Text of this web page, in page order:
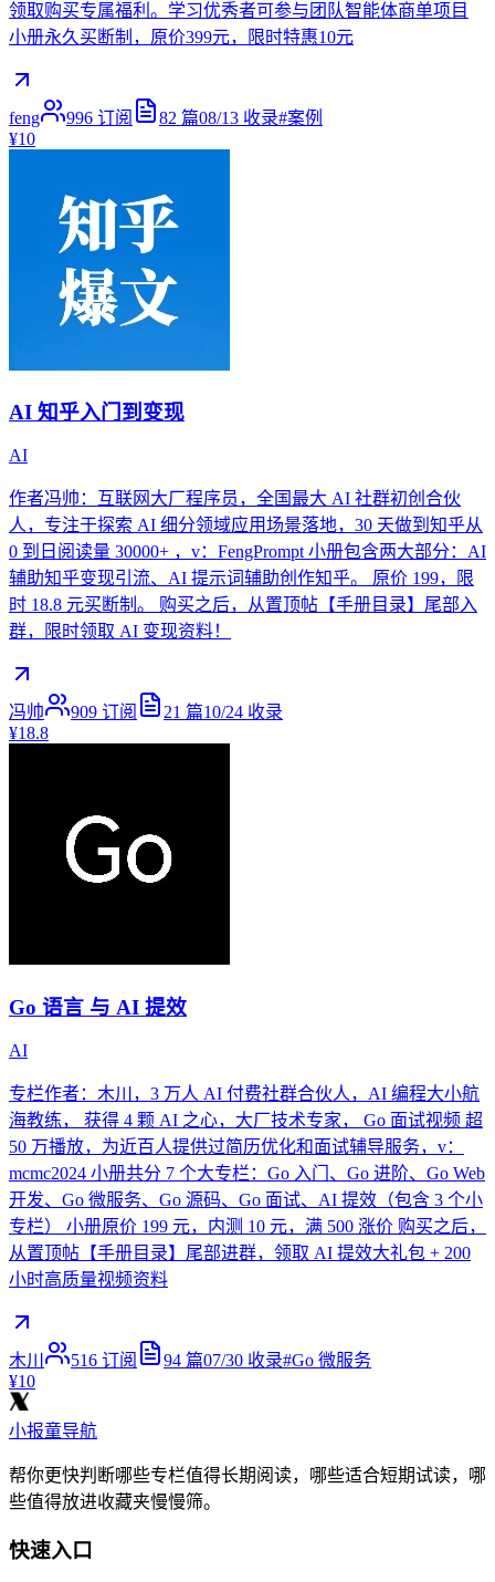
领取购买专属福利。学习优秀者可参与团队智能体商单项目
小册永久买断制，原价399元，限时特惠10元
feng 996 订阅 82 篇08/13 收录#案例
¥10
AI 知乎入门到变现
AI
作者冯帅：互联网大厂程序员，全国最大 AI 社群初创合伙
人，专注于探索 AI 细分领域应用场景落地，30 天做到知乎从
0 到日阅读量 30000+ ，v：FengPrompt 小册包含两大部分：AI
辅助知乎变现引流、AI 提示词辅助创作知乎。 原价 199，限
时 18.8 元买断制。 购买之后，从置顶帖【手册目录】尾部入
群，限时领取 AI 变现资料！
冯帅 909 订阅 21 篇10/24 收录
¥18.8
Go 语言 与 AI 提效
AI
专栏作者：木川，3 万人 AI 付费社群合伙人，AI 编程大小航
海教练， 获得 4 颗 AI 之心，大厂技术专家， Go 面试视频 超
50 万播放，为近百人提供过简历优化和面试辅导服务，v：
mcmc2024 小册共分 7 个大专栏：Go 入门、Go 进阶、Go Web
开发、Go 微服务、Go 源码、Go 面试、AI 提效（包含 3 个小
专栏） 小册原价 199 元，内测 10 元，满 500 涨价 购买之后，
从置顶帖【手册目录】尾部进群，领取 AI 提效大礼包 + 200
小时高质量视频资料
木川 516 订阅 94 篇07/30 收录#Go 微服务
¥10
小报童导航
帮你更快判断哪些专栏值得长期阅读，哪些适合短期试读，哪
些值得放进收藏夹慢慢筛。
快速入口